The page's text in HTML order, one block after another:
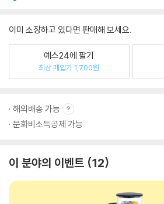
이미 소장하고 있다면 판매해 보세요.
예스24에 팔기
최상 매입가 1,700원
해외배송 가능
문화비소득공제 가능
이 분야의 이벤트 12